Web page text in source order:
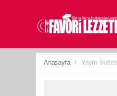
Anasayfa Yayın İlkeleri